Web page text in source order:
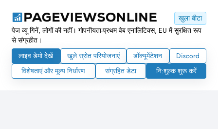
खुला बीटा
पेज व्यू गिनें, लोगों की नहीं। गोपनीयता-प्रथम वेब एनालिटिक्स, EU में सुरक्षित रूप
से संग्रहीत।
लाइव डेमो देखें
खुले स्रोत परियोजनाएं डॉक्यूमेंटेशन
Discord
विशेषताएं और मूल्य निर्धारण
संग्रहित डेटा नि:शुल्क शुरू करें